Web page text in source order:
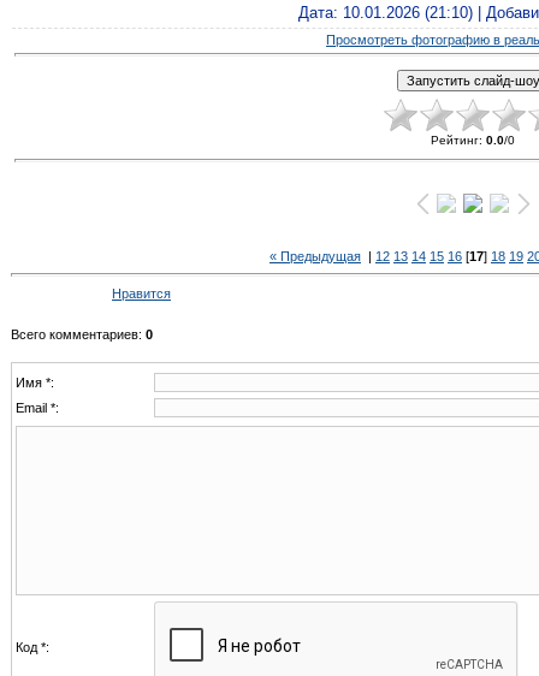
Дата: 10.01.2026 (21:10) |
Просмотреть фотографию в
Рейтинг: 0.0/0
« Предыдущая | 12 13 14 15 16 [17] 18 19
Нравится
Всего комментариев: 0
Имя *:
Email *:
Код *: